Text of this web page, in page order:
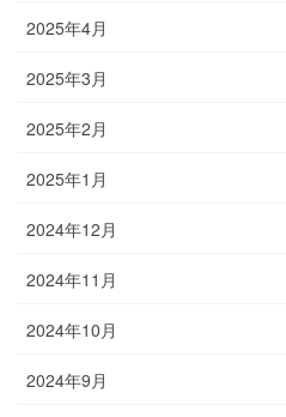
2025年4月
2025年3月
2025年2月
2025年1月
2024年12月
2024年11月
2024年10月
2024年9月